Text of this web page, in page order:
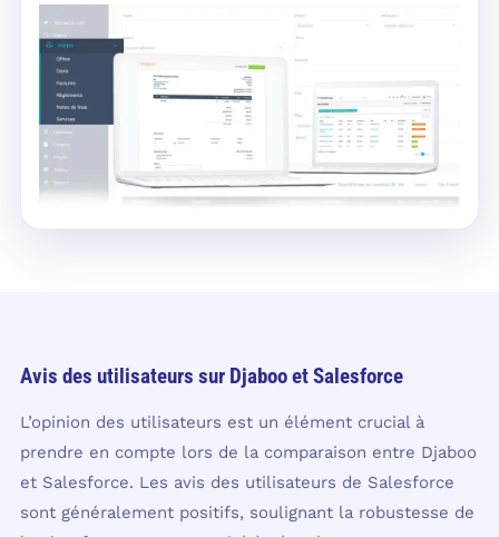
Avis des utilisateurs sur Djaboo et Salesforce
L’opinion des utilisateurs est un élément crucial à
prendre en compte lors de la comparaison entre Djaboo
et Salesforce. Les avis des utilisateurs de Salesforce
sont généralement positifs, soulignant la robustesse de